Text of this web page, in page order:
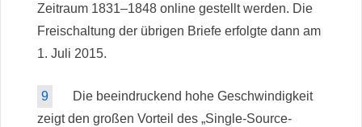
Zeitraum 1831–1848 online gestellt werden. Die
Freischaltung der übrigen Briefe erfolgte dann am
1. Juli 2015.
9
Die beeindruckend hohe Geschwindigkeit
zeigt den großen Vorteil des „Single-Source-